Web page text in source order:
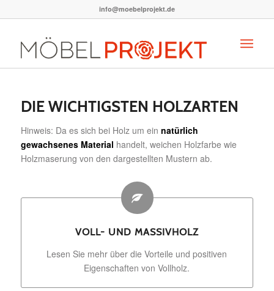
info@moebelprojekt.de
DIE WICHTIGSTEN HOLZARTEN
Hinweis: Da es sich bei Holz um ein natürlich
gewachsenes Material handelt, weichen Holzfarbe wie
Holzmaserung von den dargestellten Mustern ab.
VOLL- UND MASSIVHOLZ
Lesen Sie mehr über die Vorteile und positiven
Eigenschaften von Vollholz.